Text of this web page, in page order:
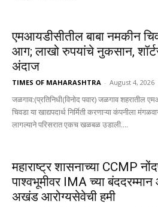
एमआयडीसीतील बाबा नमकीन
आग; लाखो रुपयांचे नुकसान,
अंदाज
TIMES OF MAHARASHTRA - August 4, 2026
जळगाव:(प्रतिनिधी(विनोद पवार) जळगाव शहरातील
चिवडा या खाद्यपदार्थ निर्मिती करणाऱ्या कंपनीला
लागल्याने परिसरात एकच खळबळ उडाली....
महाराष्ट्र शासनाच्या CCMP
पाश्वभूमीवर IMA च्या
अखंड आरोग्यसेवेची हमी